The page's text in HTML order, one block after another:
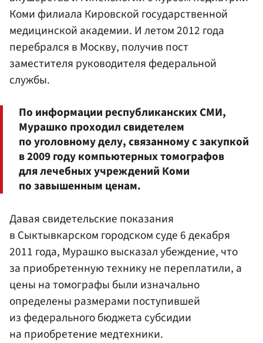
Коми филиала Кировской государственной
медицинской академии. И летом 2012 года
перебрался в Москву, получив пост
заместителя руководителя федеральной
службы.
По информации республиканских СМИ,
Мурашко проходил свидетелем
по уголовному делу, связанному с закупкой
в 2009 году компьютерных томографов
для лечебных учреждений Коми
по завышенным ценам.
Давая свидетельские показания
в Сыктывкарском городском суде 6 декабря
2011 года, Мурашко высказал убеждение, что
за приобретенную технику не переплатили, а
цены на томографы были изначально
определены размерами поступившей
из федерального бюджета субсидии
на приобретение медтехники.